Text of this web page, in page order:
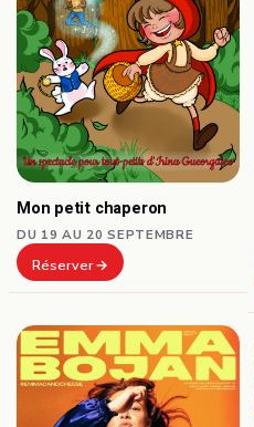
Mon petit chaperon
DU 19 AU 20 SEPTEMBRE
Réserver